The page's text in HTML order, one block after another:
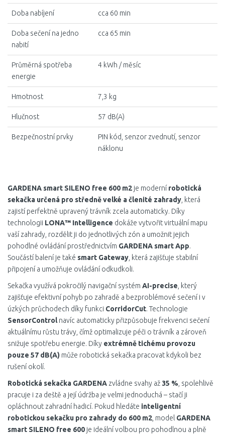
Doba nabíjení cca 60 min
Doba sečení na jedno
nabití
cca 65 min
Průměrná spotřeba
energie
4 kWh / měsíc
Hmotnost 7,3 kg
Hlučnost 57 dB(A)
Bezpečnostní prvky
PIN kód, senzor zvednutí, senzor
náklonu
GARDENA smart SILENO free 600 m2 je moderní robotická
sekačka určená pro středně velké a členité zahrady , která
zajistí perfektně upravený trávník zcela automaticky. Díky
technologii LONA™ Intelligence dokáže vytvořit virtuální mapu
vaší zahrady, rozdělit ji do jednotlivých zón a umožnit jejich
pohodlné ovládání prostřednictvím GARDENA smart App.
Součástí balení je také smart Gateway , která zajišťuje stabilní
připojení a umožňuje ovládání odkudkoli.
Sekačka využívá pokročilý navigační systém AI-precise , který
zajišťuje efektivní pohyb po zahradě a bezproblémové sečení i v
úzkých průchodech díky funkci CorridorCut. Technologie
SensorControlnavíc automaticky přizpůsobuje frekvenci sečení
aktuálnímu růstu trávy, čímž optimalizuje péči o trávník a zároveň
snižuje spotřebu energie. Díky extrémně tichému provozu
pouze 57 dB(A) může robotická sekačka pracovat kdykoli bez
rušení okolí.
Robotická sekačka GARDENA zvládne svahy až 35 % , spolehlivě
pracuje i za deště a její údržba je velmi jednoduchá – stačí ji
opláchnout zahradní hadicí. Pokud hledáte inteligentní
robotickou sekačku pro zahrady do 600 m2 , model GARDENA
smart SILENO free 600 je ideální volbou pro pohodlnou a plně